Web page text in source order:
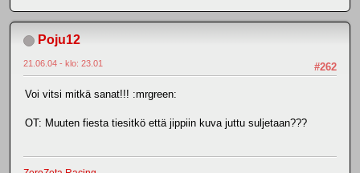
Poju12
#262
21.06.04 - klo: 23.01
Voi vitsi mitkä sanat!!! :mrgreen:
OT: Muuten fiesta tiesitkö että jippiin kuva juttu suljetaan???